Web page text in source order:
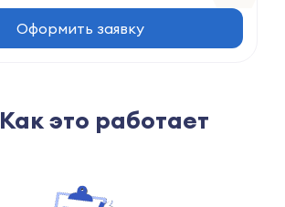
Оформить заявку
Как это работает